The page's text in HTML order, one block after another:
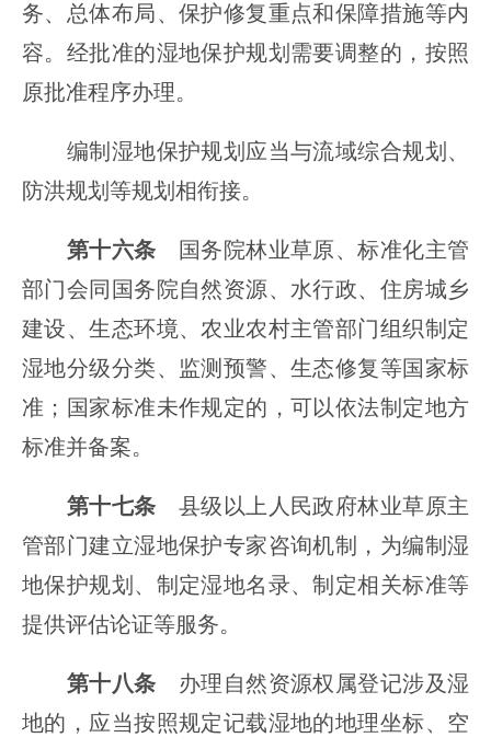
务、总体布局、保护修复重点和保障措施等内
容。经批准的湿地保护规划需要调整的，按照
原批准程序办理。
编制湿地保护规划应当与流域综合规划、
防洪规划等规划相衔接。
第十六条 国务院林业草原、标准化主管
部门会同国务院自然资源、水行政、住房城乡
建设、生态环境、农业农村主管部门组织制定
湿地分级分类、监测预警、生态修复等国家标
准；国家标准未作规定的，可以依法制定地方
标准并备案。
第十七条 县级以上人民政府林业草原主
管部门建立湿地保护专家咨询机制，为编制湿
地保护规划、制定湿地名录、制定相关标准等
提供评估论证等服务。
第十八条
办理自然资源权属登记涉及湿
地的，应当按照规定记载湿地的地理坐标、空